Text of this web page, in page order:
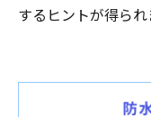
するヒントが得られ